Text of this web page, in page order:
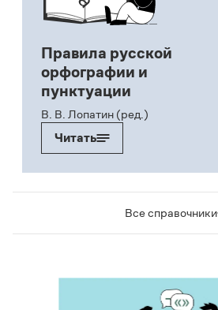
Правила русской
орфографии и
пунктуации
В. В. Лопатин (ред.)
Читать
Все справочники